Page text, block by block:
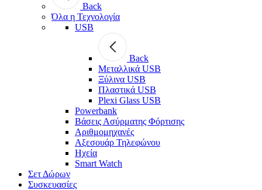
Back
Όλα η Τεχνολογία
USB
Back
Μεταλλικά USB
Ξύλινα USB
Πλαστικά USB
Plexi Glass USB
Powerbank
Βάσεις Ασύρματης Φόρτισης
Αριθμομηχανές
Αξεσουάρ Τηλεφώνου
Ηχεία
Smart Watch
Σετ Δώρων
Συσκευασίες